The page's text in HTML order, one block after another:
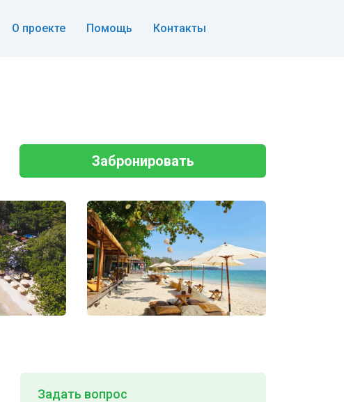
О проекте Помощь Контакты
Забронировать
Задать вопрос